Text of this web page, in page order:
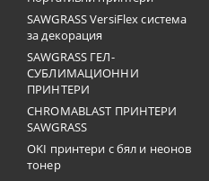
SAWGRASS VersiFlex система
за декорация
SAWGRASS ГЕЛ-
СУБЛИМАЦИОННИ
ПРИНТЕРИ
CHROMABLAST ПРИНТЕРИ
SAWGRASS
OKI принтери с бял и неонов
тонер